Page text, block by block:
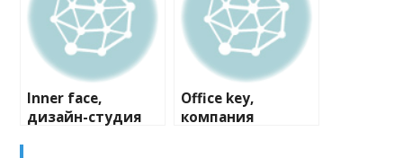
Inner face,
дизайн-студия
Office key,
компания